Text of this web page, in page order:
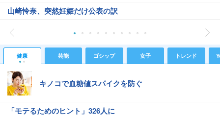
山崎怜奈、突然妊娠だけ公表の訳
健康 芸能 ゴシップ 女子 トレンド
キノコで血糖値スパイクを防ぐ
「モテるためのヒント」326人に